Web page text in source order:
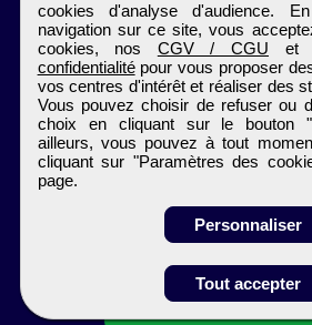
Candidature
cookies d'analyse d'audience.
navigation sur ce site, vous
cookies, nos CGV / CGU et
confidentialitépour vous proposer
vos centres d'intérêt et réaliser des
Vous pouvez choisir de refuser ou
choix en cliquant sur le bouton
ailleurs, vous pouvez à tout
cliquant sur "Paramètres des
page.
Personnaliser
Tout accepter
BTPEXPERT
Tous droits réservés ©